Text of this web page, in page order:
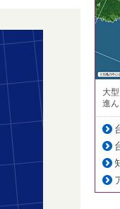
大
進